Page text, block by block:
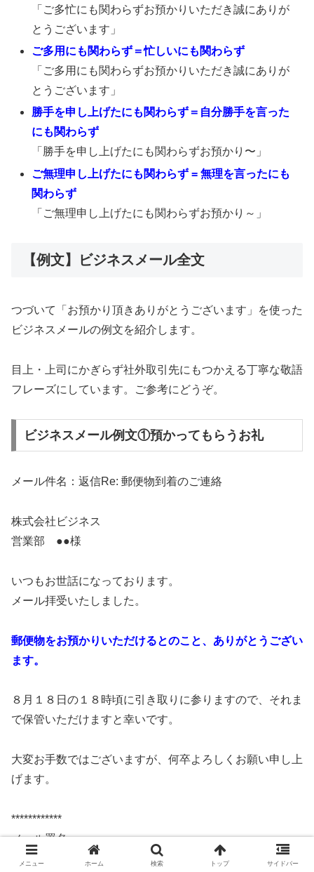
「ご多忙にも関わらずお預かりいただき誠にありが
とうございます」
ご多用にも関わらず＝忙しいにも関わらず
「ご多用にも関わらずお預かりいただき誠にありが
とうございます」
勝手を申し上げたにも関わらず＝自分勝手を言った
にも関わらず
「勝手を申し上げたにも関わらずお預かり〜」
ご無理申し上げたにも関わらず = 無理を言ったにも
関わらず
「ご無理申し上げたにも関わらずお預かり～」
【例文】ビジネスメール全文
つづいて「お預かり頂きありがとうございます」を使った
ビジネスメールの例文を紹介します。
目上・上司にかぎらず社外取引先にもつかえる丁寧な敬語
フレーズにしています。ご参考にどうぞ。
ビジネスメール例文①預かってもらうお礼
メール件名：返信Re: 郵便物到着のご連絡
株式会社ビジネス
営業部 ●●様
いつもお世話になっております。
メール拝受いたしました。
郵便物をお預かりいただけるとのこと、ありがとうござい
ます。
８月１８日の１８時頃に引き取りに参りますので、それま
で保管いただけますと幸いです。
大変お手数ではございますが、何卒よろしくお願い申し上
げます。
************
メール署名
************
メニュー ホーム 検索 トップ サイドバー